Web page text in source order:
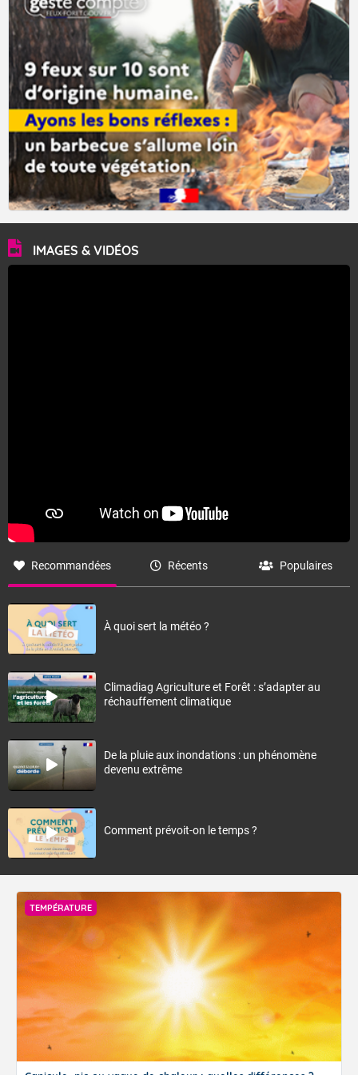
IMAGES & VIDÉOS
Recommandées Récents Populaires
À quoi sert la météo ?
Climadiag Agriculture et Forêt : s’adapter au
réchauffement climatique
De la pluie aux inondations : un phénomène
devenu extrême
Comment prévoit-on le temps ?
TEMPÉRATURE